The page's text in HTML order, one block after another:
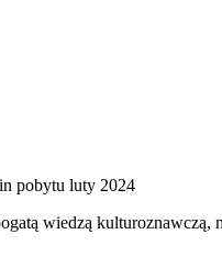
pobytu luty 2024
wiedzą